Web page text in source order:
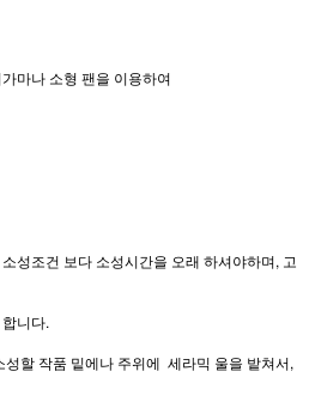
마나 소형 팬을 이용하여
성조건 보다 소성시간을 오래 하셔야하며, 고
니다.
할 작품 밑에나 주위에 세라믹 울을 밭쳐서,